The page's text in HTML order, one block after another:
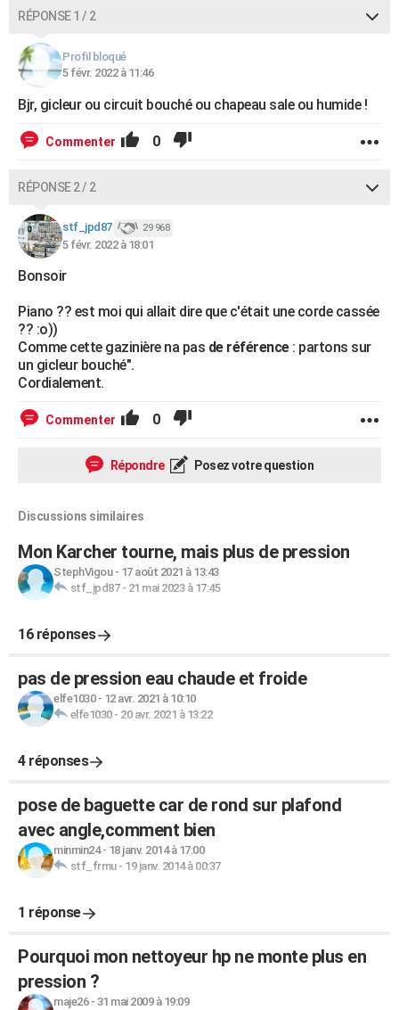
Dictionnaire
Biographies
Citations
Expressions
Proverbes
PROGRAMME TV
COPAINS D'AVANT
S'inscrire
Se connecter
Lycées
Collèges
Primaires
Universités
Entreprises
Service militaire
Avis de recherche
AVIS DE DÉCÈS
RÉPONSE 1 / 2
Profil bloqué
5 févr. 2022 à 11:46
Bjr, gicleur ou circuit bouché ou chapeau sale ou humide !
Commenter 0
RÉPONSE 2 / 2
stf_jpd87 29 968
5 févr. 2022 à 18:01
Bonsoir
Piano ?? est moi qui allait dire que c'était une corde cassée
?? :o))
Comme cette gazinière na pas de référence: partons sur
un gicleur bouché".
Cordialement.
Commenter 0
Répondre Posez votre question
Discussions similaires
Mon Karcher tourne, mais plus de pression
StephVigou- 17 août 2021 à 13:43
stf_jpd87- 21 mai 2023 à 17:45
16 réponses
pas de pression eau chaude et froide
elfe1030- 12 avr. 2021 à 10:10
elfe1030- 20 avr. 2021 à 13:22
4 réponses
pose de baguette car de rond sur plafond
avec angle,comment bien
minmin24- 18 janv. 2014 à 17:00
stf_frmu- 19 janv. 2014 à 00:37
1 réponse
Pourquoi mon nettoyeur hp ne monte plus en
pression ?
maje26- 31 mai 2009 à 19:09